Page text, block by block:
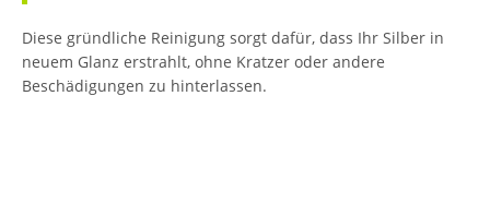
Diese gründliche Reinigung sorgt dafür, dass Ihr Silber in
neuem Glanz erstrahlt, ohne Kratzer oder andere
Beschädigungen zu hinterlassen.